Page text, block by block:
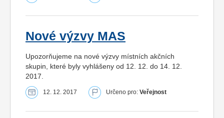
Nové výzvy MAS
Upozorňujeme na nové výzvy místních akčních
skupin, které byly vyhlášeny od 12. 12. do 14. 12.
2017.
12. 12. 2017 Určeno pro: Veřejnost